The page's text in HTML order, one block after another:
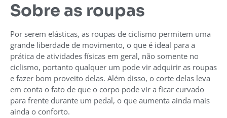
Sobre as roupas
Por serem elásticas, as roupas de ciclismo permitem uma
grande liberdade de movimento, o que é ideal para a
prática de atividades físicas em geral, não somente no
ciclismo, portanto qualquer um pode vir adquirir as roupas
e fazer bom proveito delas. Além disso, o corte delas leva
em conta o fato de que o corpo pode vir a ficar curvado
para frente durante um pedal, o que aumenta ainda mais
ainda o conforto.